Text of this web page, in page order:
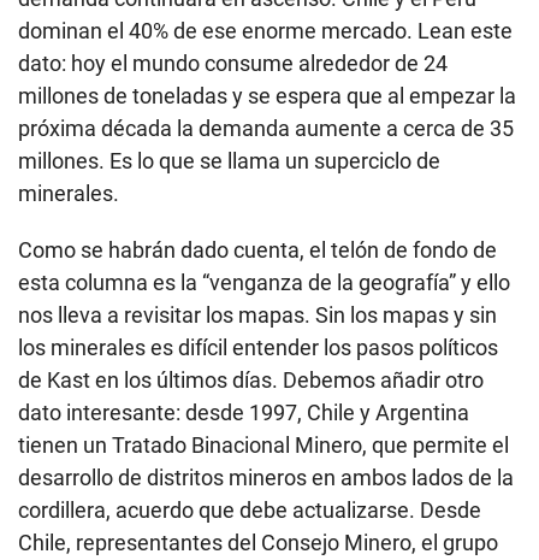
dominan el 40% de ese enorme mercado. Lean este
dato: hoy el mundo consume alrededor de 24
millones de toneladas y se espera que al empezar la
próxima década la demanda aumente a cerca de 35
millones. Es lo que se llama un superciclo de
minerales.
Como se habrán dado cuenta, el telón de fondo de
esta columna es la “venganza de la geografía” y ello
nos lleva a revisitar los mapas. Sin los mapas y sin
los minerales es difícil entender los pasos políticos
de Kast en los últimos días. Debemos añadir otro
dato interesante: desde 1997, Chile y Argentina
tienen un Tratado Binacional Minero, que permite el
desarrollo de distritos mineros en ambos lados de la
cordillera, acuerdo que debe actualizarse. Desde
Chile, representantes del Consejo Minero, el grupo